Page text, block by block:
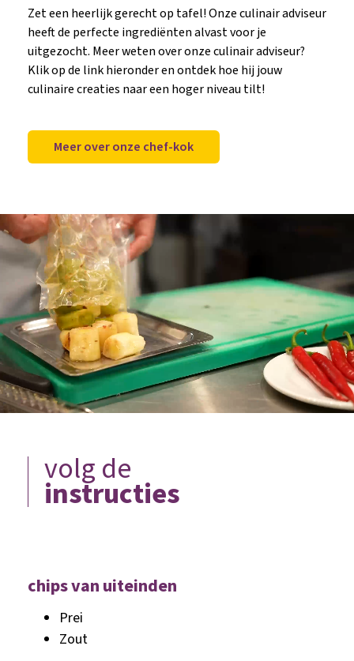
Zet een heerlijk gerecht op tafel! Onze culinair adviseur
heeft de perfecte ingrediënten alvast voor je
uitgezocht. Meer weten over onze culinair adviseur?
Klik op de link hieronder en ontdek hoe hij jouw
culinaire creaties naar een hoger niveau tilt!
Meer over onze chef-kok
volg de
instructies
chips van uiteinden
Prei
Zout